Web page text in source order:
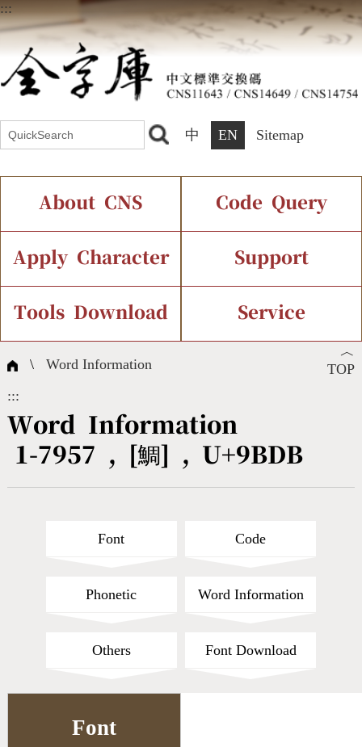
:::
中 EN Sitemap
About CNS
Introduction Current Status
Chinese Code Status
Terms
International Org.
Code Query
IDS Query
Components Query
Composite Query
Bopomofo Query
Cang-Jie Query
CNS Query
Apply Character
Application Process
Support
Font Instant Display
Character Creation
CNS Authorization
Tools Download
Character Create Tools
Fonts Download
Service
FAQ
Satisfaction Survey
︿
TOP
\Word Information
:::
Word Information
1-7957 , [鯛] , U+9BDB
Font Code
Phonetic Word Information
Others Font Download
Font